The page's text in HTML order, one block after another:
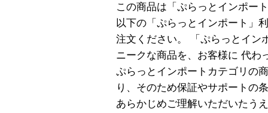
この商品は「ぷらっとインポー
以下の「ぷらっとインポート」
注文ください。 「ぷらっとイン
ニークな商品を、お客様に 代わ
ぷらっとインポートカテゴリの
り、そのため保証やサポートの
あらかじめご理解いただいたう